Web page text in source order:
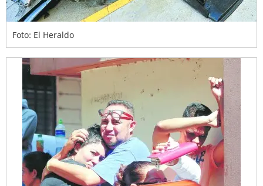
Foto: El Heraldo